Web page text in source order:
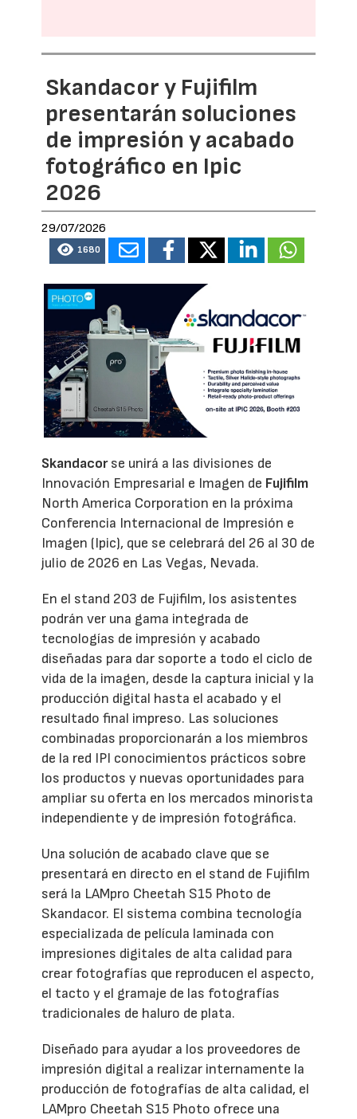
Skandacor y Fujifilm
presentarán soluciones
de impresión y acabado
fotográfico en Ipic
2026
29/07/2026
1680
Skandacorse unirá a las divisiones de
Innovación Empresarial e Imagen de Fujifilm
North America Corporation en la próxima
Conferencia Internacional de Impresión e
Imagen (Ipic), que se celebrará del 26 al 30 de
julio de 2026 en Las Vegas, Nevada.
En el stand 203 de Fujifilm, los asistentes
podrán ver una gama integrada de
tecnologías de impresión y acabado
diseñadas para dar soporte a todo el ciclo de
vida de la imagen, desde la captura inicial y la
producción digital hasta el acabado y el
resultado final impreso. Las soluciones
combinadas proporcionarán a los miembros
de la red IPI conocimientos prácticos sobre
los productos y nuevas oportunidades para
ampliar su oferta en los mercados minorista
independiente y de impresión fotográfica.
Una solución de acabado clave que se
presentará en directo en el stand de Fujifilm
será la LAMpro Cheetah S15 Photo de
Skandacor. El sistema combina tecnología
especializada de película laminada con
impresiones digitales de alta calidad para
crear fotografías que reproducen el aspecto,
el tacto y el gramaje de las fotografías
tradicionales de haluro de plata.
Diseñado para ayudar a los proveedores de
impresión digital a realizar internamente la
producción de fotografías de alta calidad, el
LAMpro Cheetah S15 Photo ofrece una